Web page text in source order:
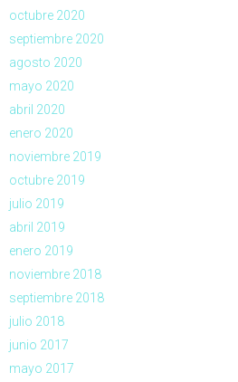
octubre 2020
septiembre 2020
agosto 2020
mayo 2020
abril 2020
enero 2020
noviembre 2019
octubre 2019
julio 2019
abril 2019
enero 2019
noviembre 2018
septiembre 2018
julio 2018
junio 2017
mayo 2017